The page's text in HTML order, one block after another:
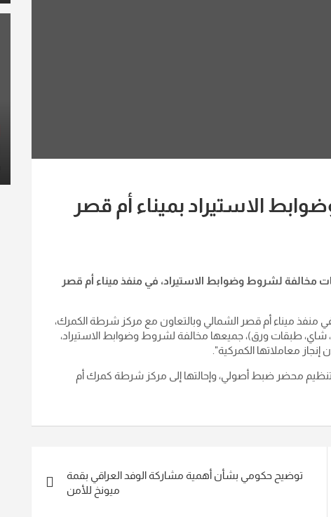
الاستيراد بميناء أم قصر
المنافذ الحدودية، اليوم الخميس، عن ضبط (7) حاويات مخالفة لشروط وضوابط الاستيراد، في منفذ ميناء أم قصر
منفذ ميناء أم قصر الشمالي وبالتعاون مع مركز شرطة الكمرك،
تحتوي (شاشات بلازما، شاي، طبقات ورق)، جميعها مخالفة لشروط وضوابط الاستيراد،
معاملاتها الكمركية".
وتنظيم محضر ضبط أصولي، وإحالتها إلى مركز شرطة كمرك أم
توضيح حكومي بشأن أهمية مشاركة الوفد العراقي بقمة
ميونخ للأمن